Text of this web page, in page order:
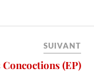
SUIVANT
(EP)